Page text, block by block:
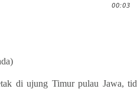
00:03
di ujung Timur pulau Jawa,